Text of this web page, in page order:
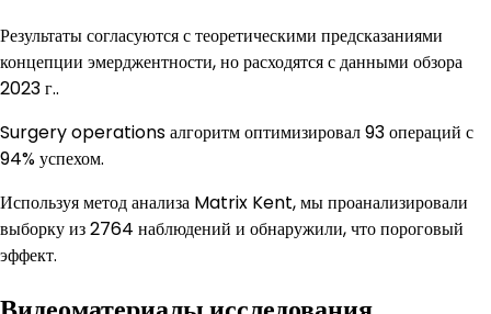
Результаты согласуются с теоретическими предсказаниями
концепции эмерджентности, но расходятся с данными обзора
2023 г..
Surgery operations алгоритм оптимизировал 93 операций с
94% успехом.
Используя метод анализа Matrix Kent, мы проанализировали
выборку из 2764 наблюдений и обнаружили, что пороговый
эффект.